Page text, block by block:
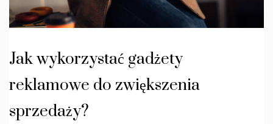
Jak wykorzystać gadżety
reklamowe do zwiększenia
sprzedaży?